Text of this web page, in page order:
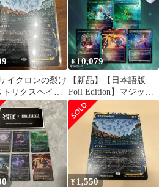
イクロンの裂け
リクスヘイヴ
密
¥10,079
【新品】【日本語版
Foil Edition】マジッ
ク：ザ・ギャザリング
Summer Superdrop 2025
Secret Lair x FINAL
FANTASY: Grimoire 日
本語版 Foil Edition
¥ 1,550